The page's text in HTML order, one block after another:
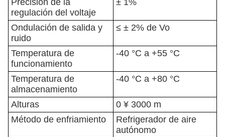
Precisión de la
regulación del voltaje
± 1%
Ondulación de salida y
ruido
≤ ± 2% de Vo
Temperatura de
funcionamiento
-40 °C a +55 °C
Temperatura de
almacenamiento
-40 °C a +80 °C
Alturas
0 ¥ 3000 m
Método de enfriamiento
Refrigerador de aire
autónomo